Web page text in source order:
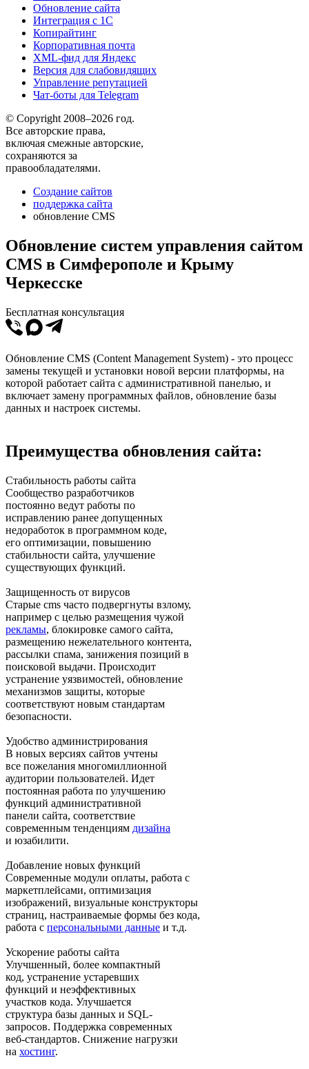
Обновление сайта
Интеграция с 1С
Копирайтинг
Корпоративная почта
XML-фид для Яндекс
Версия для слабовидящих
Управление репутацией
Чат-боты для Telegram
© Copyright 2008–2026 год.
Все авторские права,
включая смежные авторские,
сохраняются за
правообладателями.
Создание сайтов
поддержка сайта
обновление CMS
Обновление систем управления сайтом
CMS в Симферополе и Крыму
Черкесске
Бесплатная консультация
Обновление CMS (Content Management System) - это процесс
замены текущей и установки новой версии платформы, на
которой работает сайта с административной панелью, и
включает замену программных файлов, обновление базы
данных и настроек системы.
Преимущества обновления сайта:
Стабильность работы сайта
Сообщество разработчиков
постоянно ведут работы по
исправлению ранее допущенных
недоработок в программном коде,
его оптимизации, повышению
стабильности сайта, улучшение
существующих функций.
Защищенность от вирусов
Старые cms часто подвергнуты взлому,
например с целью размещения чужой
рекламы, блокировке самого сайта,
размещению нежелательного контента,
рассылки спама, занижения позиций в
поисковой выдачи. Происходит
устранение уязвимостей, обновление
механизмов защиты, которые
соответствуют новым стандартам
безопасности.
Удобство администрирования
В новых версиях сайтов учтены
все пожелания многомиллионной
аудитории пользователей. Идет
постоянная работа по улучшению
функций административной
панели сайта, соответствие
современным тенденциям дизайна
и юзабилити.
Добавление новых функций
Современные модули оплаты, работа с
маркетплейсами, оптимизация
изображений, визуальные конструкторы
страниц, настраиваемые формы без кода,
работа с персональными данные и т.д.
Ускорение работы сайта
Улучшенный, более компактный
код, устранение устаревших
функций и неэффективных
участков кода. Улучшается
структура базы данных и SQL-
запросов. Поддержка современных
веб-стандартов. Снижение нагрузки
на хостинг.